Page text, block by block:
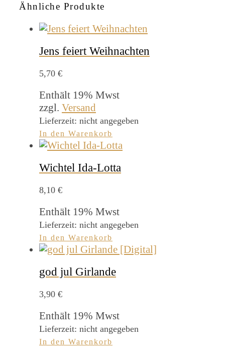
Ähnliche Produkte
Jens feiert Weihnachten
5,70 €
Enthält 19% Mwst
zzgl. Versand
Lieferzeit: nicht angegeben
In den Warenkorb
Wichtel Ida-Lotta
8,10 €
Enthält 19% Mwst
Lieferzeit: nicht angegeben
In den Warenkorb
god jul Girlande
3,90 €
Enthält 19% Mwst
Lieferzeit: nicht angegeben
In den Warenkorb